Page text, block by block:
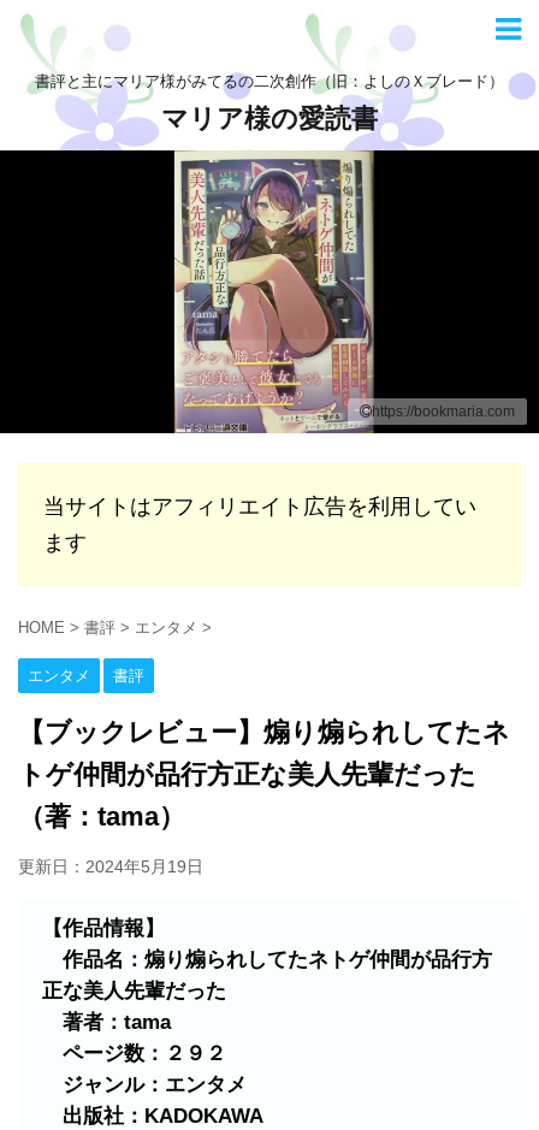
書評と主にマリア様がみてるの二次創作（旧：よしのＸブレード）
マリア様の愛読書
https://bookmaria.com
当サイトはアフィリエイト広告を利用してい
ます
HOME > 書評 > エンタメ >
エンタメ 書評
【ブックレビュー】煽り煽られしてたネ
トゲ仲間が品行方正な美人先輩だった
（著：tama）
更新日： 2024年5月19日
【作品情報】
作品名：煽り煽られしてたネトゲ仲間が品行方
正な美人先輩だった
著者：tama
ページ数：２９２
ジャンル：エンタメ
出版社：KADOKAWA